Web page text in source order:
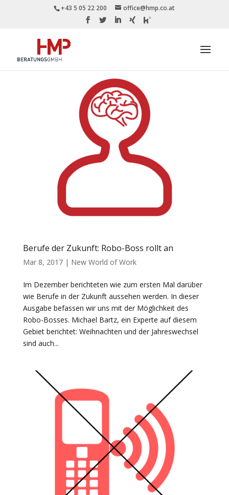
+43 5 05 22 200 office@hmp.co.at
Berufe der Zukunft: Robo-Boss rollt an
Mar 8, 2017| New World of Work
Im Dezember berichteten wie zum ersten Mal darüber
wie Berufe in der Zukunft aussehen werden. In dieser
Ausgabe befassen wir uns mit der Möglichkeit des
Robo-Bosses. Michael Bartz, ein Experte auf diesem
Gebiet berichtet: Weihnachten und der Jahreswechsel
sind auch...